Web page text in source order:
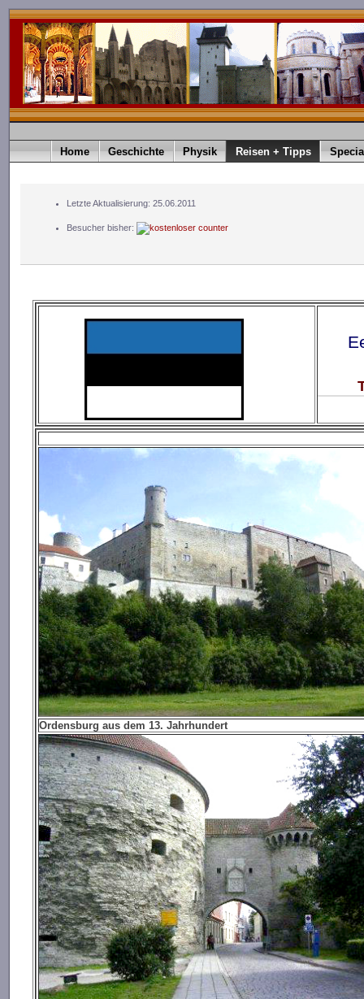
Home Geschichte Physik Reisen + Tipps
Letzte Aktualisierung: 25.06.2011
Besucher bisher:
Ordensburg aus dem 13. Jahrhundert